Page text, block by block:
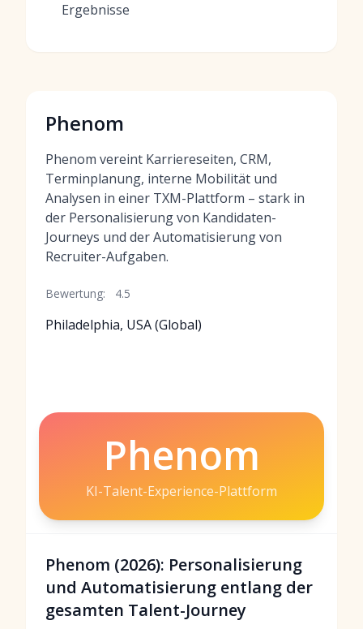
Ergebnisse
Phenom
Phenom vereint Karriereseiten, CRM,
Terminplanung, interne Mobilität und
Analysen in einer TXM-Plattform – stark in
der Personalisierung von Kandidaten-
Journeys und der Automatisierung von
Recruiter-Aufgaben.
Bewertung: 4.5
Philadelphia, USA (Global)
Phenom
KI-Talent-Experience-Plattform
Phenom (2026): Personalisierung
und Automatisierung entlang der
gesamten Talent-Journey